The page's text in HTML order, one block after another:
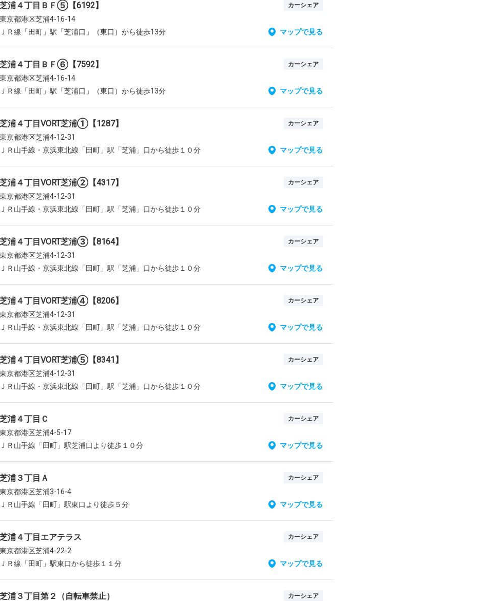
芝浦４丁目ＢＦ⑤【6192】 カーシェア
東京都港区芝浦4-16-14
ＪＲ線「田町」駅「芝浦口」（東口）から徒歩13分
マップで見る
芝浦４丁目ＢＦ⑥【7592】 カーシェア
東京都港区芝浦4-16-14
ＪＲ線「田町」駅「芝浦口」（東口）から徒歩13分
マップで見る
芝浦４丁目VORT芝浦①【1287】 カーシェア
東京都港区芝浦4-12-31
ＪＲ山手線・京浜東北線「田町」駅「芝浦」口から徒歩１０分
マップで見る
芝浦４丁目VORT芝浦②【4317】 カーシェア
東京都港区芝浦4-12-31
ＪＲ山手線・京浜東北線「田町」駅「芝浦」口から徒歩１０分
マップで見る
芝浦４丁目VORT芝浦③【8164】 カーシェア
東京都港区芝浦4-12-31
ＪＲ山手線・京浜東北線「田町」駅「芝浦」口から徒歩１０分
マップで見る
芝浦４丁目VORT芝浦④【8206】 カーシェア
東京都港区芝浦4-12-31
ＪＲ山手線・京浜東北線「田町」駅「芝浦」口から徒歩１０分
マップで見る
芝浦４丁目VORT芝浦⑤【8341】 カーシェア
東京都港区芝浦4-12-31
ＪＲ山手線・京浜東北線「田町」駅「芝浦」口から徒歩１０分
マップで見る
芝浦４丁目Ｃ カーシェア
東京都港区芝浦4-5-17
ＪＲ山手線「田町」駅芝浦口より徒歩１０分
マップで見る
芝浦３丁目Ａ カーシェア
東京都港区芝浦3-16-4
ＪＲ山手線「田町」駅東口より徒歩５分
マップで見る
芝浦４丁目エアテラス カーシェア
東京都港区芝浦4-22-2
ＪＲ線「田町」駅東口から徒歩１１分
マップで見る
芝浦３丁目第２（自転車禁止） カーシェア